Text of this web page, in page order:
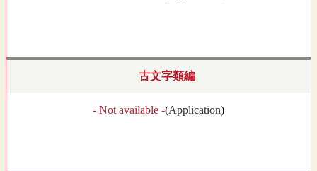
古文字類編
- Not available -(Application)